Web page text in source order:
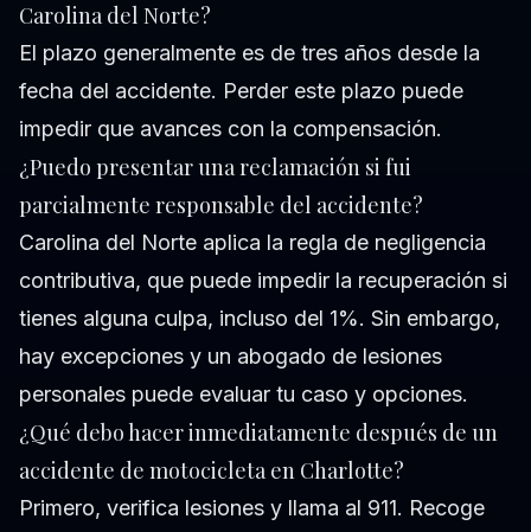
Carolina del Norte?
El plazo generalmente es de tres años desde la
fecha del accidente. Perder este plazo puede
impedir que avances con la compensación.
¿Puedo presentar una reclamación si fui
parcialmente responsable del accidente?
Carolina del Norte aplica la regla de negligencia
contributiva, que puede impedir la recuperación si
tienes alguna culpa, incluso del 1%. Sin embargo,
hay excepciones y un abogado de lesiones
personales puede evaluar tu caso y opciones.
¿Qué debo hacer inmediatamente después de un
accidente de motocicleta en Charlotte?
Primero, verifica lesiones y llama al 911. Recoge